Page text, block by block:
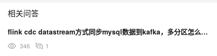
相关问答
flink cdc datastream方式同步mysql数据到kafka，多分区怎么保证有序性？
346 1